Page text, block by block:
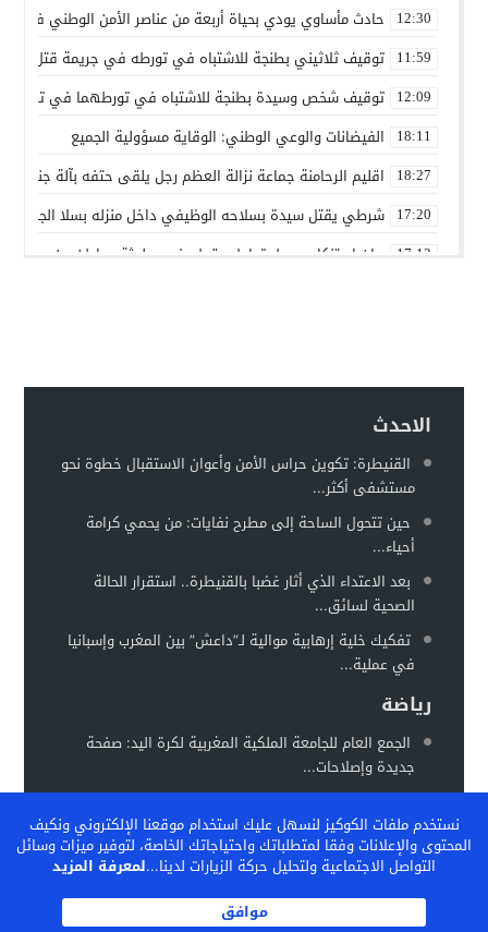
12:30 حادث مأساوي يودي بحياة أربعة من عناصر الأمن الوطني في
11:59 توقيف ثلاثيني بطنجة للاشتباه في تورطه في جريمة قتل
12:09 توقيف شخص وسيدة بطنجة للاشتباه في تورطهما في تزوير
18:11 الفيضانات والوعي الوطني: الوقاية مسؤولية الجميع
18:27 اقليم الرحامنة جماعة نزالة العظم رجل يلقى حتفه بآلة جني
17:20 شرطي يقتل سيدة بسلاحه الوظيفي داخل منزله بسلا الجديدة
17:13 بيان استنكاري حول تداول مقطع فيديو لجثة مواطن من
هيئة الدفاع تثير حيثية التقادم لإسقاط تهمة النصب عن محمد
سيارة مجهولة تثير استنفارًا أمنيًا بحي الفوركي تابريكت – سلا
12:31 الغموض يلف حريقا في مركز صحي
الاحدث
القنيطرة: تكوين حراس الأمن وأعوان الاستقبال خطوة نحو
مستشفى أكثر...
حين تتحول الساحة إلى مطرح نفايات: من يحمي كرامة
أحياء...
بعد الاعتداء الذي أثار غضبا بالقنيطرة.. استقرار الحالة
الصحية لسائق...
تفكيك خلية إرهابية موالية لـ”داعش” بين المغرب وإسبانيا
في عملية...
رياضة
الجمع العام للجامعة الملكية المغربية لكرة اليد: صفحة
جديدة وإصلاحات...
جديد خلال...
الفيفا تشيد بالنموذج المغربي لتكوين المواهب… والمغرب
الكاف بين تثبيت المكاسب وإعادة رسم خريطة الكرة
نستخدم ملفات الكوكيز لنسهل عليك استخدام موقعنا الإلكتروني ونكيف
المحتوى والإعلانات وفقا لمتطلباتك واحتياجاتك الخاصة، لتوفير ميزات وسائل
التواصل الاجتماعية ولتحليل حركة الزيارات لدينا...لمعرفة المزيد
موافق